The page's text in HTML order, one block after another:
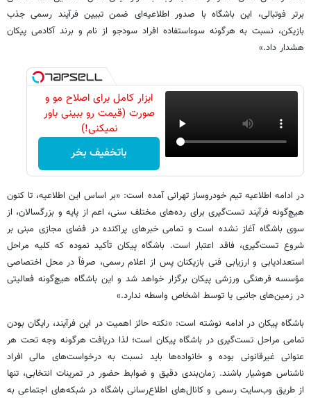
برتر فوتبالی، این باشگاه با صدور اطلاعیه‌ای ضمن تبیین فرآیند رسمی جذب
بازیکن، نسبت به هرگونه سوءاستفاده افراد سودجو از نام و برند آکادمی پیکان
هشدار داد.»
ابزار کامل برای اصلاح مو و
صورت (قیمت رو ببینی باور
نمیکنی!)
باتخفیف بخر
در ادامه اطلاعیه تیم خودروساز تهرانی آمده است: «بر اساس این اطلاعیه، تا کنون
هیچ‌گونه فرآیند تست‌گیری برای رده‌های مختلف سنی، اعم از پایه و بزرگسالان، از
سوی باشگاه آغاز نشده است و تمامی خبرهای پراکنده در فضای مجازی مبنی بر
شروع تست‌گیری، فاقد اعتبار است. باشگاه پیکان تأکید نموده که کلیه مراحل
استعدادیابی و ارزیابی فنی بازیکنان پس از اعلام رسمی، صرفاً در محل اختصاصی
مؤسسه فرهنگی ورزشی پیکان برگزار خواهد شد و این باشگاه هیچ‌گونه فعالیتی
در زمین‌های جانبی یا توسط اشخاص واسطه ندارد.»
باشگاه پیکان در ادامه نوشته است: «نکته حائز اهمیت در این فرآیند، رایگان بودن
تمامی مراحل تست‌گیری در باشگاه پیکان است؛ لذا دریافت هرگونه وجه تحت هر
عنوانی غیرقانونی بوده و خانواده‌ها باید نسبت به درخواست‌های مالی افراد
ناشناس هوشیار باشند. زمان‌بندی دقیق و ضوابط حضور در تمرینات انتخابی، تنها
از طریق وب‌سایت رسمی و کانال‌های اطلاع‌رسانی باشگاه در شبکه‌های اجتماعی به